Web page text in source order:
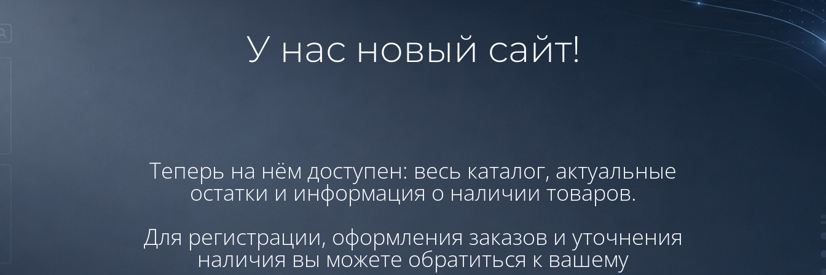
У нас новый сайт!
Теперь на нём доступен: весь каталог, актуальные
остатки и информация о наличии товаров.
Для регистрации, оформления заказов и уточнения
наличия вы можете обратиться к вашему